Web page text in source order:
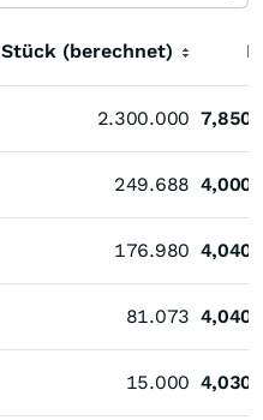
Stück (berechnet)
2.300.000 7,8500
249.688 4,0000
176.980 4,0400
81.073 4,0400
15.000 4,0300